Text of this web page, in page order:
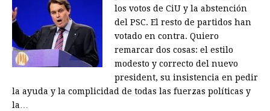
los votos de CiU y la abstención
del PSC. El resto de partidos han
votado en contra. Quiero
remarcar dos cosas: el estilo
modesto y correcto del nuevo
president, su insistencia en pedir
la ayuda y la complicidad de todas las fuerzas políticas y
la…